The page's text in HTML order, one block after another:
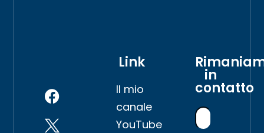
Link
Il mio
canale
YouTube
in
contatto